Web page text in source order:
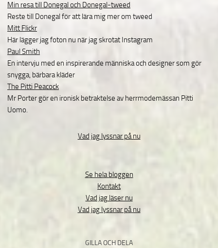
Min resa till Donegal och Donegal-tweed
Reste till Donegal för att lära mig mer om tweed
Mitt Flickr
Här lägger jag foton nu när jag skrotat Instagram
Paul Smith
En intervju med en inspirerande människa och designer som gör
snygga, bärbara kläder
The Pitti Peacock
Mr Porter gör en ironisk betraktelse av herrmodemässan Pitti
Uomo.
Vad jag lyssnar på nu
Se hela bloggen
Kontakt
Vad jag läser nu
Vad jag lyssnar på nu
GILLA OCH DELA